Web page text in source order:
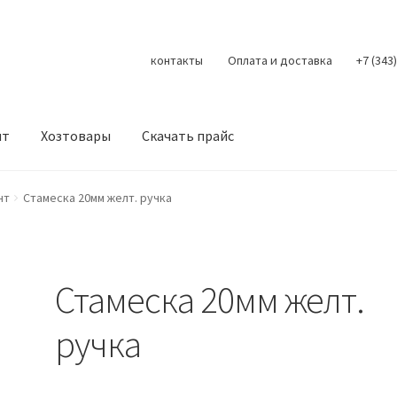
контакты Оплата и доставка +7
Хозтовары Скачать прайс
КонтактыКорзинаМой аккаунт
Стамеска 20мм желт. ручка
Стамеска 20мм желт.
ручка